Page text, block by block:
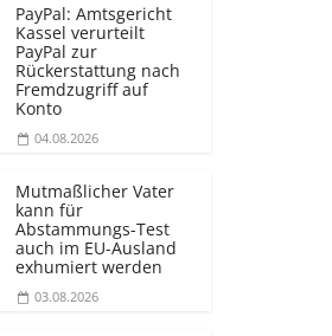
PayPal: Amtsgericht
Kassel verurteilt
PayPal zur
Rückerstattung nach
Fremdzugriff auf
Konto
04.08.2026
Mutmaßlicher Vater
kann für
Abstammungs-Test
auch im EU-Ausland
exhumiert werden
03.08.2026